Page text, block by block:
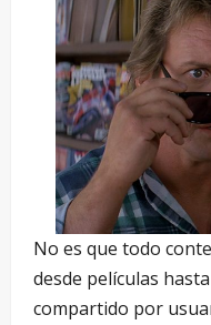
No es que todo
desde películas
compartido por